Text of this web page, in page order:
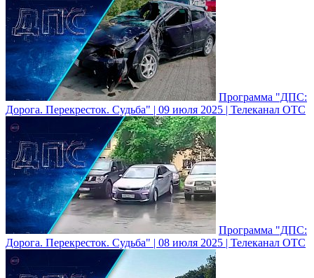
Программа "ДПС:
Дорога. Перекресток. Судьба" | 09 июля 2025 | Телеканал ОТС
Программа "ДПС:
Дорога. Перекресток. Судьба" | 08 июля 2025 | Телеканал ОТС